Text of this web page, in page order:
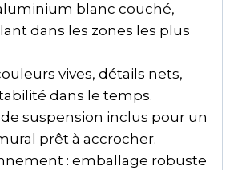
blanc couché,
dans les zones les plus
vives, détails nets,
dans le temps.
de suspension inclus pour un
prêt à accrocher.
: emballage robuste